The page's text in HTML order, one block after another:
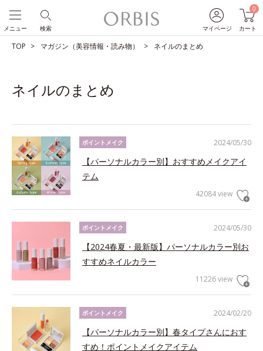
マイページ
0
カート
検索
メニュー
TOP マガジン（美容情報・読み物） ネイルのまとめ
ネイルのまとめ
2024/05/30
ポイントメイク
【パーソナルカラー別】おすすめメイクアイ
テム
42084 view
2024/05/30
ポイントメイク
【2024春夏・最新版】パーソナルカラー別お
すすめネイルカラー
11226 view
2024/02/20
ポイントメイク
【パーソナルカラー別】春タイプさんにおす
すめ！ポイントメイクアイテム